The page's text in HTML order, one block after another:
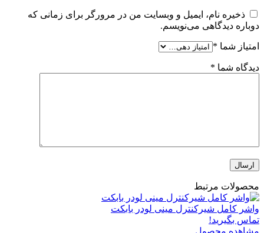
ذخیره نام، ایمیل و وبسایت من در مرورگر برای زمانی که
دوباره دیدگاهی می‌نویسم.
امتیاز شما *
دیدگاه شما *
محصولات مرتبط
واشر کامل شیرکنترل مینی لودر بابکت
تماس بگیرید!
مشاهده محصول